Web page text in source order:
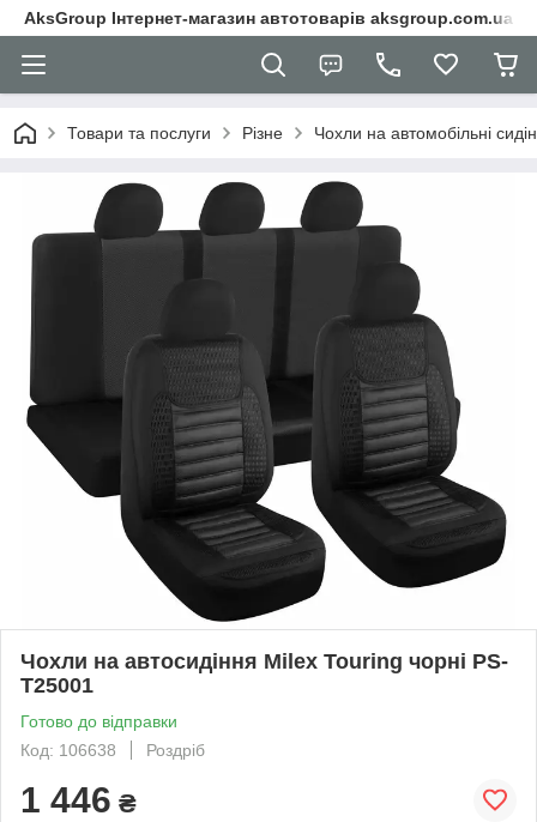
AksGroup Інтернет-магазин автотоварів aksgroup.com.ua
Товари та послуги Різне Чохли на автомобільні
Чохли на автосидіння Milex Touring чорні PS-
T25001
Готово до відправки
Код: 106638
Роздріб
1 446 ₴